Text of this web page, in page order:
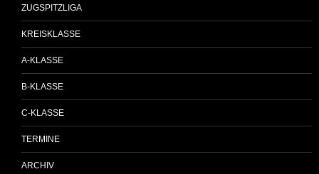
ZUGSPITZLIGA
KREISKLASSE
A-KLASSE
B-KLASSE
C-KLASSE
TERMINE
ARCHIV